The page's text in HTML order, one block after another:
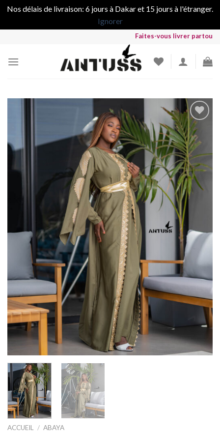
Nos délais de livraison: 6 jours à Dakar et 15 jours à l'étranger.
Ignorer
content
Faites-vous livrer partout dans
Ajouter
à la liste
de
souhaits
ACCUEIL / ABAYA